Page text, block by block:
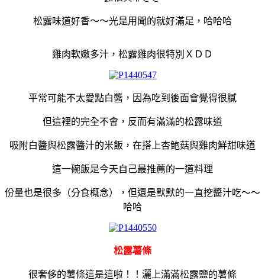
松露味道好香～～光是用聞的就好滿足，哈哈哈
雞肉軟嫩多汁，松露雞肉很特別ＸＤＤ
平常可能不太愛點白醬，因為吃到後面會覺得很膩
但這裡的完全不會，反而有滿滿的松露味道
吸附白醬與松露醬汁的米飯，在搭上杏鮑菇與雞肉鮮甜味道
這一碗飯是今天自己最推薦的一道料理
份量也是很多（分食概念），但還是默默的一直挖醬汁吃～～
哈哈
松露薯條
很奢侈的薯條這是這啦！！灑上滿滿松露鹽的薯條